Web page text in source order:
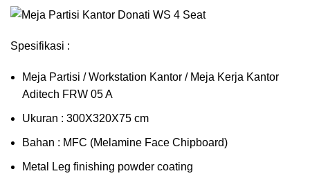
Spesifikasi :
Meja Partisi / Workstation Kantor / Meja Kerja Kantor
Aditech FRW 05 A
Ukuran : 300X320X75 cm
Bahan : MFC (Melamine Face Chipboard)
Metal Leg finishing powder coating